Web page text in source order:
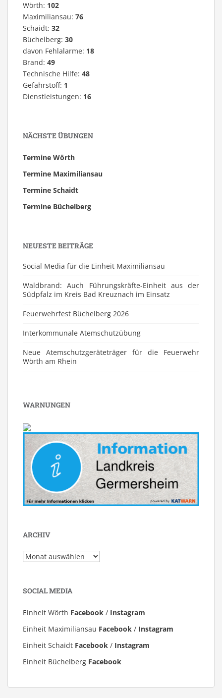
Wörth: 102
Maximiliansau: 76
Schaidt: 32
Büchelberg: 30
davon Fehlalarme: 18
Brand: 49
Technische Hilfe: 48
Gefahrstoff: 1
Dienstleistungen: 16
NÄCHSTE ÜBUNGEN
Termine Wörth
Termine Maximiliansau
Termine Schaidt
Termine Büchelberg
NEUESTE BEITRÄGE
Social Media für die Einheit Maximiliansau
Waldbrand: Auch Führungskräfte-Einheit aus der
Südpfalz im Kreis Bad Kreuznach im Einsatz
Feuerwehrfest Büchelberg 2026
⁠Interkommunale Atemschutzübung
Neue Atemschutzgeräteträger für die Feuerwehr
Wörth am Rhein
WARNUNGEN
ARCHIV
Archiv
SOCIAL MEDIA
Einheit Wörth Facebook / Instagram
Einheit Maximiliansau Facebook / Instagram
Einheit Schaidt Facebook / Instagram
Einheit Büchelberg Facebook